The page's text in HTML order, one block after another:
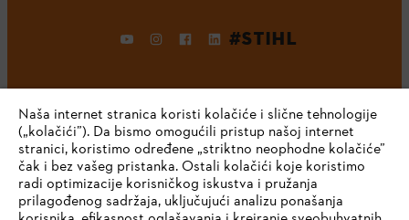
#STIHL
Kompanija
Naša internet stranica koristi kolačiće i slične tehnologije
(„kolačići”). Da bismo omogućili pristup našoj internet
stranici, koristimo određene „striktno neophodne kolačiće”
čak i bez vašeg pristanka. Ostali kolačići koje koristimo
radi optimizacije korisničkog iskustva i pružanja
prilagođenog sadržaja, uključujući analizu ponašanja